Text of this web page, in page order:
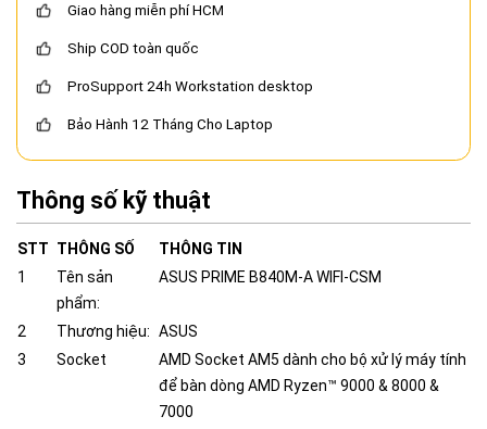
Giao hàng miễn phí HCM
Ship COD toàn quốc
ProSupport 24h Workstation desktop
Bảo Hành 12 Tháng Cho Laptop
Thông số kỹ thuật
STT THÔNG SỐ
THÔNG TIN
1
Tên sản
phẩm:
ASUS PRIME B840M-A WIFI-CSM
2 Thương hiệu: ASUS
3
Socket
AMD Socket AM5 dành cho bộ xử lý máy tính
để bàn dòng AMD Ryzen™ 9000 & 8000 &
7000